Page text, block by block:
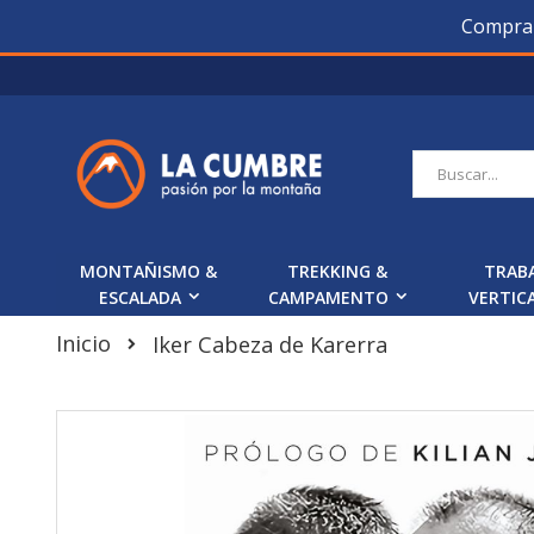
a
Buscar
MONTAÑISMO &
ESCALADA
TREKKING &
CAMPAMENTO
Inicio Iker Cabeza de Karerra